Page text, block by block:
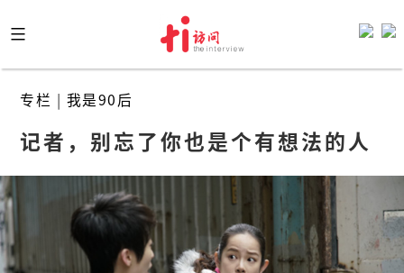
to
content
专栏 | 我是90后
记者，别忘了你也是个有想法的人